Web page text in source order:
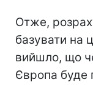
Отже,
базувати на
вийшло, що
Європа буде